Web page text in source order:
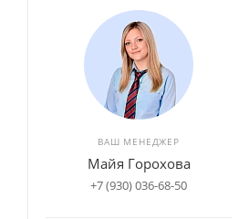
ВАШ МЕНЕДЖЕР
Майя Горохова
+7 (930) 036-68-50